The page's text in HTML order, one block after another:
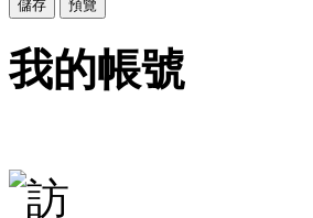
我的帳號